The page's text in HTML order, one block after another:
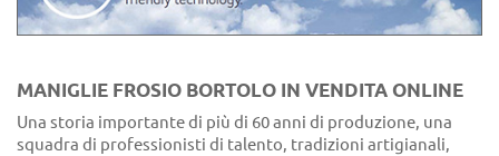
MANIGLIE FROSIO BORTOLO IN VENDITA ONLINE
Una storia importante di più di 60 anni di produzione, una
squadra di professionisti di talento, tradizioni artigianali,